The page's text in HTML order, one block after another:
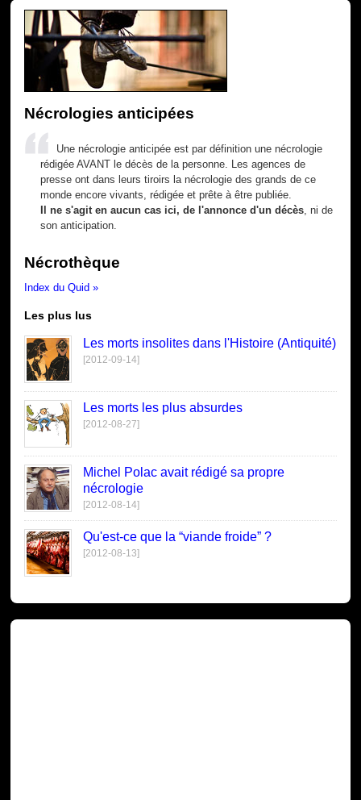
Nécrologies anticipées
Une nécrologie anticipée est par définition une nécrologie
rédigée AVANT le décès de la personne. Les agences de
presse ont dans leurs tiroirs la nécrologie des grands de ce
monde encore vivants, rédigée et prête à être publiée.
Il ne s'agit en aucun cas ici, de l'annonce d'un décès , ni de
son anticipation.
Nécrothèque
Index du Quid »
Les plus lus
Les morts insolites dans l'Histoire (Antiquité)
[2012-09-14]
Les morts les plus absurdes
[2012-08-27]
Michel Polac avait rédigé sa propre
nécrologie
[2012-08-14]
Qu'est-ce que la “viande froide” ?
[2012-08-13]